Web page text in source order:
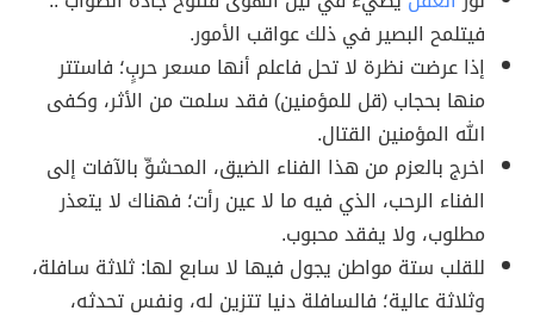
فيتلمح البصير في ذلك عواقب الأمور.
إذا عرضت نظرة لا تحل فاعلم أنها مسعر حربٍ؛ فاستتر
منها بحجاب (قل للمؤمنين) فقد سلمت من الأثر، وكفى
الله المؤمنين القتال.
اخرج بالعزم من هذا الفناء الضيق، المحشوِّ بالآفات إلى
الفناء الرحب، الذي فيه ما لا عين رأت؛ فهناك لا يتعذر
مطلوب، ولا يفقد محبوب.
للقلب ستة مواطن يجول فيها لا سابع لها: ثلاثة سافلة،
وثلاثة عالية؛ فالسافلة دنيا تتزين له، ونفس تحدثه،